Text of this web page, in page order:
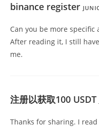
binance register
Can you be more
After reading it, I still
me.
注册以获取100 USDT
Thanks for sharing. I